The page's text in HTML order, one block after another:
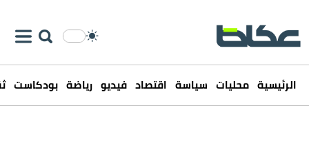
الرئيسية محليات سياسة اقتصاد فيديو رياضة بودكاست